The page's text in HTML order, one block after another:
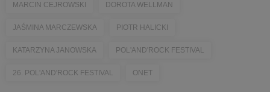
MARCIN CEJROWSKI DOROTA WELLMAN
JAŚMINA MARCZEWSKA PIOTR HALICKI
KATARZYNA JANOWSKA POL'AND'ROCK FESTIVAL
26. POL'AND'ROCK FESTIVAL ONET